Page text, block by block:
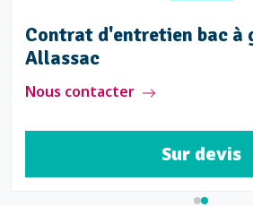
Contrat d'entretien bac à
Allassac
Nous contacter
Sur devis